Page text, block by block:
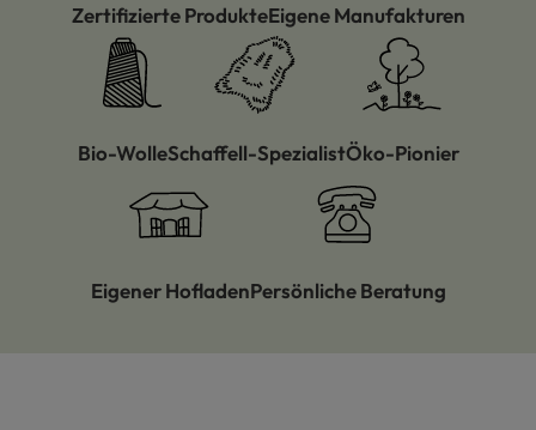
Zertifizierte ProdukteEigene Manufakturen
Bio-WolleSchaffell-SpezialistÖko-Pionier
Eigener HofladenPersönliche Beratung